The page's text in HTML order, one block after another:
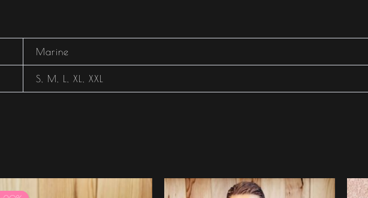
Marine
S M L XL XXL
prix